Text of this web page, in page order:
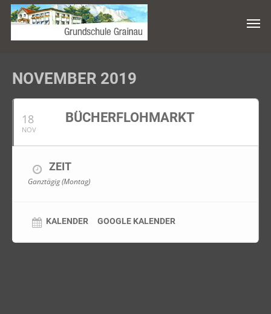
NOVEMBER 2019
18
NOV
BÜCHERFLOHMARKT
ZEIT
Ganztägig (Montag)
KALENDER GOOGLE KALENDER